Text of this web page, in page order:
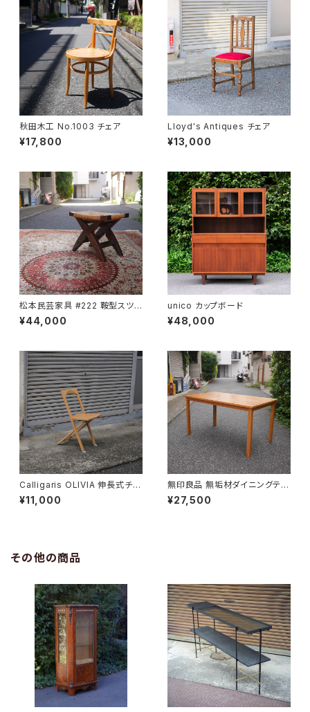
秋田木工 No.1003 チェア
¥17,800
Lloyd's Antiques チェア
¥13,000
松本民芸家具 #222 鞍型スツ
ール
¥44,000
unico カップボード
¥48,000
Calligaris OLIVIA 伸長式チェ
ア
¥11,000
無印良品 無垢材ダイニングテー
ブル
¥27,500
その他の商品